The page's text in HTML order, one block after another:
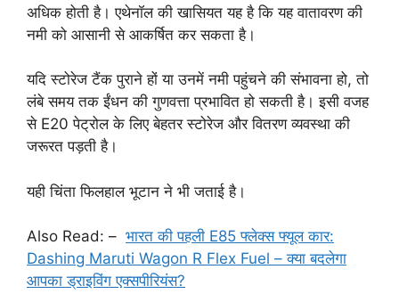
अधिक होती है। एथेनॉल की खासियत यह है कि यह वातावरण की
नमी को आसानी से आकर्षित कर सकता है।
यदि स्टोरेज टैंक पुराने हों या उनमें नमी पहुंचने की संभावना हो, तो
लंबे समय तक ईंधन की गुणवत्ता प्रभावित हो सकती है। इसी वजह
से E20 पेट्रोल के लिए बेहतर स्टोरेज और वितरण व्यवस्था की
जरूरत पड़ती है।
यही चिंता फिलहाल भूटान ने भी जताई है।
Also Read: – भारत की पहली E85 फ्लेक्स फ्यूल कार:
Dashing Maruti Wagon R Flex Fuel – क्या बदलेगा
आपका ड्राइविंग एक्सपीरियंस?